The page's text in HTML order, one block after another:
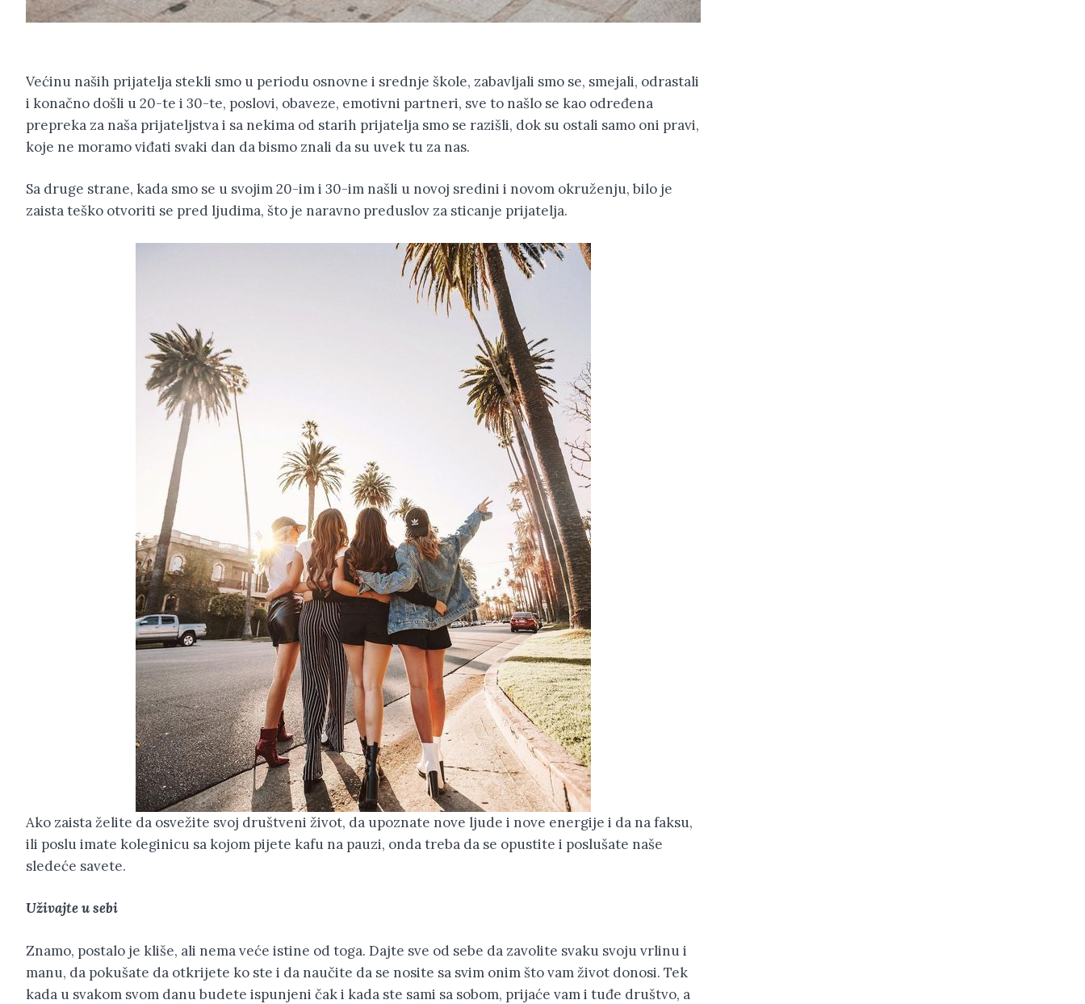
Većinu naših prijatelja stekli smo u periodu osnovne i srednje škole, zabavljali smo se, smejali, odrastali
i konačno došli u 20-te i 30-te, poslovi, obaveze, emotivni partneri, sve to našlo se kao određena
prepreka za naša prijateljstva i sa nekima od starih prijatelja smo se razišli, dok su ostali samo oni pravi,
koje ne moramo viđati svaki dan da bismo znali da su uvek tu za nas.
Sa druge strane, kada smo se u svojim 20-im i 30-im našli u novoj sredini i novom okruženju, bilo je
zaista teško otvoriti se pred ljudima, što je naravno preduslov za sticanje prijatelja.
Ako zaista želite da osvežite svoj društveni život, da upoznate nove ljude i nove energije i da na faksu,
ili poslu imate koleginicu sa kojom pijete kafu na pauzi, onda treba da se opustite i poslušate naše
sledeće savete.
Uživajte u sebi
Znamo, postalo je kliše, ali nema veće istine od toga. Dajte sve od sebe da zavolite svaku svoju vrlinu i
manu, da pokušate da otkrijete ko ste i da naučite da se nosite sa svim onim što vam život donosi. Tek
kada u svakom svom danu budete ispunjeni čak i kada ste sami sa sobom, prijaće vam i tuđe društvo, a